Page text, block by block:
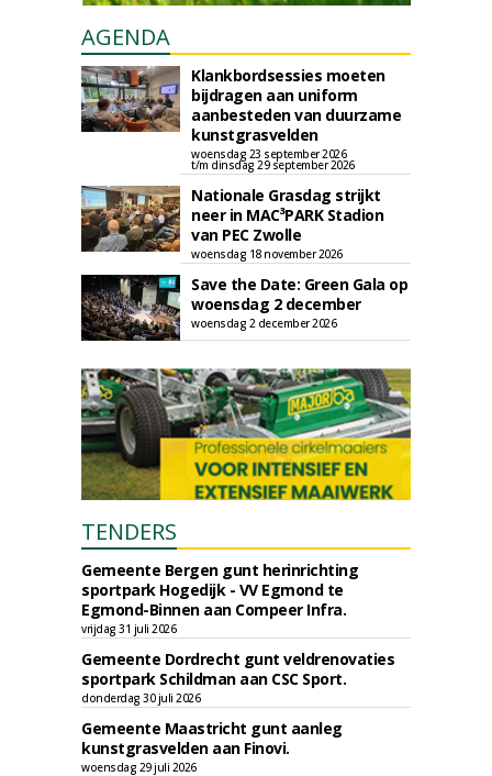
AGENDA
Klankbordsessies moeten
bijdragen aan uniform
aanbesteden van duurzame
kunstgrasvelden
woensdag 23 september 2026
t/m dinsdag 29 september 2026
Nationale Grasdag strijkt
neer in MAC³PARK Stadion
van PEC Zwolle
woensdag 18 november 2026
Save the Date: Green Gala op
woensdag 2 december
woensdag 2 december 2026
TENDERS
Gemeente Bergen gunt herinrichting
sportpark Hogedijk - VV Egmond te
Egmond-Binnen aan Compeer Infra.
vrijdag 31 juli 2026
Gemeente Dordrecht gunt veldrenovaties
sportpark Schildman aan CSC Sport.
donderdag 30 juli 2026
Gemeente Maastricht gunt aanleg
kunstgrasvelden aan Finovi.
woensdag 29 juli 2026